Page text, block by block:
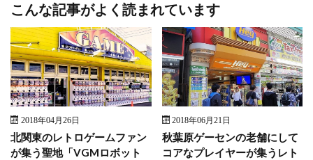
こんな記事がよく読まれています
2018年04月26日
北関東のレトロゲームファン
が集う聖地「VGMロボット
2018年06月21日
秋葉原ゲーセンの老舗にして
コアなプレイヤーが集うレト